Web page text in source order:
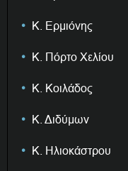
Κ. Ερμιόνης
Κ. Πόρτο Χελίου
Κ. Κοιλάδος
Κ. Διδύμων
Κ. Ηλιοκάστρου